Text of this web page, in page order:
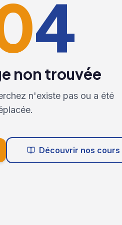
4
non trouvée
n'existe pas ou a été
Découvrir nos cours